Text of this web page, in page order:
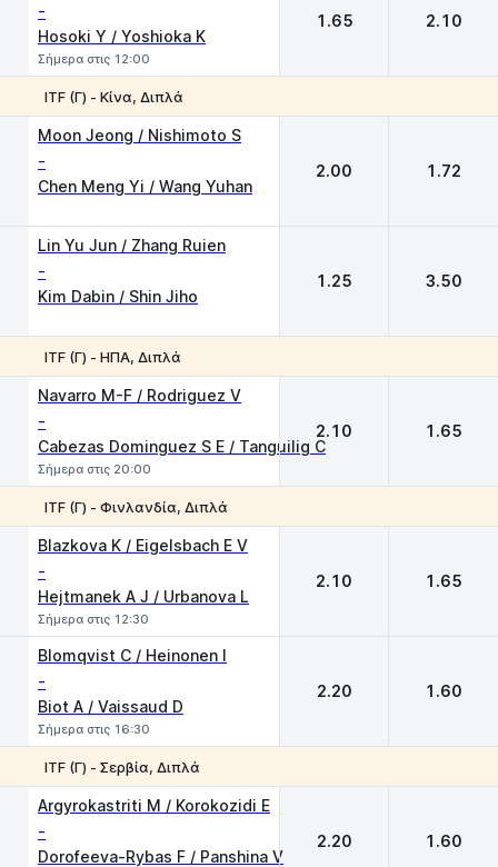
-
Hosoki Y / Yoshioka K
Σήμερα στις 12:00
1.65 2.10
ITF (Γ) - Κίνα, Διπλά
Moon Jeong / Nishimoto S
-
Chen Meng Yi / Wang Yuhan
2.00 1.72
Lin Yu Jun / Zhang Ruien
-
Kim Dabin / Shin Jiho
1.25 3.50
ITF (Γ) - ΗΠΑ, Διπλά
Navarro M-F / Rodriguez V
-
Cabezas Dominguez S E / Tanguilig C
Σήμερα στις 20:00
2.10 1.65
ITF (Γ) - Φινλανδία, Διπλά
Blazkova K / Eigelsbach E V
-
Hejtmanek A J / Urbanova L
Σήμερα στις 12:30
2.10 1.65
Blomqvist C / Heinonen I
-
Biot A / Vaissaud D
Σήμερα στις 16:30
2.20 1.60
ITF (Γ) - Σερβία, Διπλά
Argyrokastriti M / Korokozidi E
-
Dorofeeva-Rybas F / Panshina V
2.20 1.60